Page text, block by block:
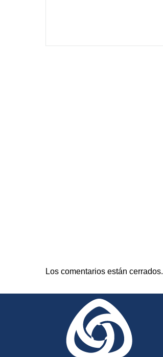
Los comentarios están cerrados.